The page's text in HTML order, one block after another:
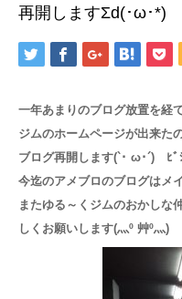
再開しますΣd(･ω･*)
一年あまりのブログ放置を経
ジムのホームページが出来た
ブログ再開します(`･ ω･´)ゞﾋﾞ
今迄のアメブロのブログはメ
またゆる～くジムのおかしな
しくお願いします(灬º 艸º灬)
ブログ